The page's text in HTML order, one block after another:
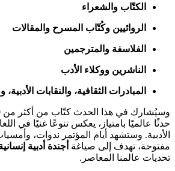
الكتّاب والشعراء
الروائيين وكُتّاب المسرح والمقالات
الفلاسفة والمترجمين
الناشرين ووكلاء الأدب
المبادرات الثقافية، والنقابات
وسيُشارك في هذا الحدث كتّاب من أكثر من
حدثًا عالميًا بامتياز، يعكس تنوعًا غنيًا في
الأدبية. وستشهد أيام المؤتمر ندوات،
مفتوحة، تهدف إلى صياغة أجندة أدبية
تحديات عالمنا المعاصر.